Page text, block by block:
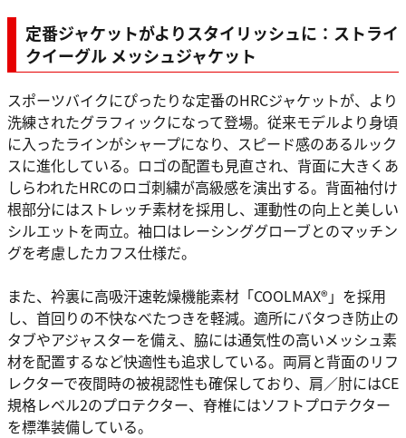
定番ジャケットがよりスタイリッシュに：ストライ
クイーグル メッシュジャケット
スポーツバイクにぴったりな定番のHRCジャケットが、より
洗練されたグラフィックになって登場。従来モデルより身頃
に入ったラインがシャープになり、スピード感のあるルック
スに進化している。ロゴの配置も見直され、背面に大きくあ
しらわれたHRCのロゴ刺繍が高級感を演出する。背面袖付け
根部分にはストレッチ素材を採用し、運動性の向上と美しい
シルエットを両立。袖口はレーシンググローブとのマッチン
グを考慮したカフス仕様だ。
また、衿裏に高吸汗速乾燥機能素材「COOLMAX®」を採用
し、首回りの不快なべたつきを軽減。適所にバタつき防止の
タブやアジャスターを備え、脇には通気性の高いメッシュ素
材を配置するなど快適性も追求している。両肩と背面のリフ
レクターで夜間時の被視認性も確保しており、肩／肘にはCE
規格レベル2のプロテクター、脊椎にはソフトプロテクター
を標準装備している。